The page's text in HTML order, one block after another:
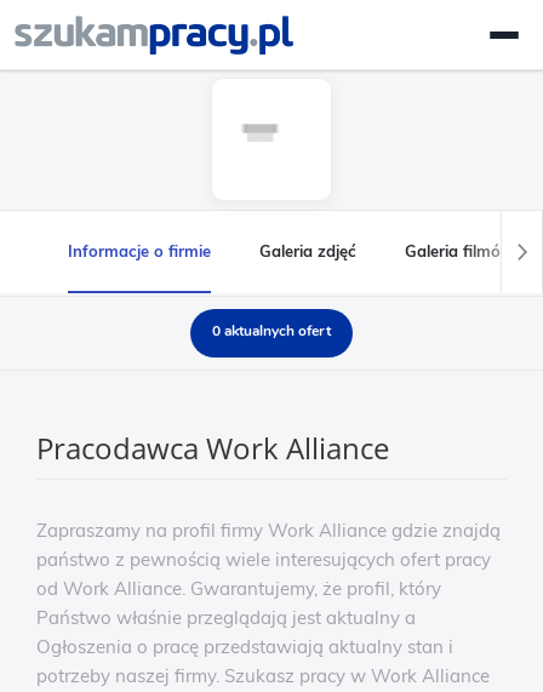
Informacje o firmie Galeria zdjęć Galeria filmów
0 aktualnych ofert
Pracodawca Work Alliance
Zapraszamy na profil firmy Work Alliance gdzie znajdą
państwo z pewnością wiele interesujących ofert pracy
od Work Alliance. Gwarantujemy, że profil, który
Państwo właśnie przeglądają jest aktualny a
Ogłoszenia o pracę przedstawiają aktualny stan i
potrzeby naszej firmy. Szukasz pracy w Work Alliance